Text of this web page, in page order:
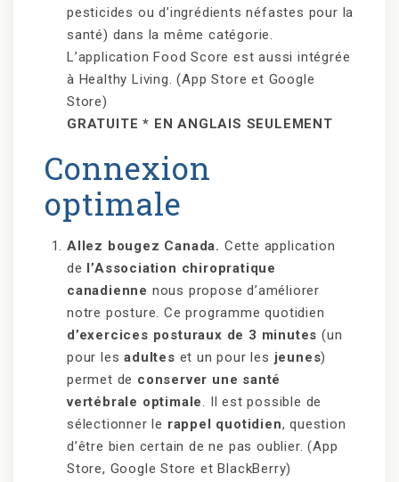
pesticides ou d’ingrédients néfastes pour la
santé) dans la même catégorie.
L’application Food Score est aussi intégrée
à Healthy Living. (App Store et Google
Store)
GRATUITE * EN ANGLAIS SEULEMENT
Connexion
optimale
Allez bougez Canada. Cette application
de l’Association chiropratique
canadienne nous propose d’améliorer
notre posture. Ce programme quotidien
d’exercices posturaux de 3 minutes (un
pour lesadultes et un pour les jeunes)
permet de conserver une santé
vertébrale optimale. Il est possible de
sélectionner le rappel quotidien, question
d’être bien certain de ne pas oublier. (App
Store, Google Store et BlackBerry)